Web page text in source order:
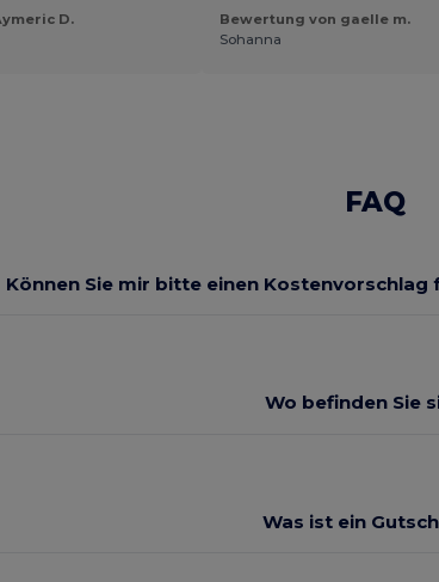
D.
Bewertung von gaelle m.
Sohanna
FAQ
Können Sie mir bitte einen
Wo befinden Sie
Was ist ein